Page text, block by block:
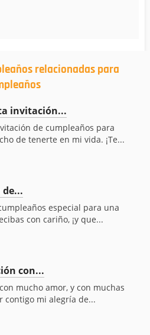
relacionadas para
invitación...
de cumpleaños para
de tenerte en mi vida. ¡Te...
especial para una
con cariño, ¡y que...
con...
mucho amor, y con muchas
contigo mi alegría de...